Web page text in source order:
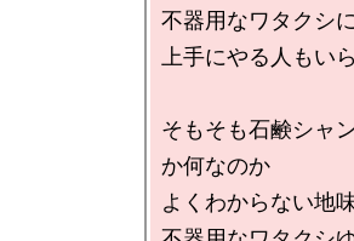
不器用なワタクシ
上手にやる人もい
そもそも石鹸シャ
か何なのか
よくわからない地